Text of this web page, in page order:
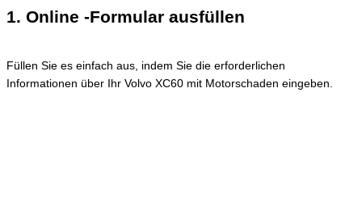
1. Online -Formular ausfüllen
Füllen Sie es einfach aus, indem Sie die erforderlichen
Informationen über Ihr Volvo XC60 mit Motorschaden eingeben.